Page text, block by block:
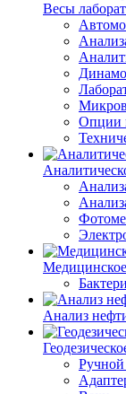
Весы
Опции
Анализ